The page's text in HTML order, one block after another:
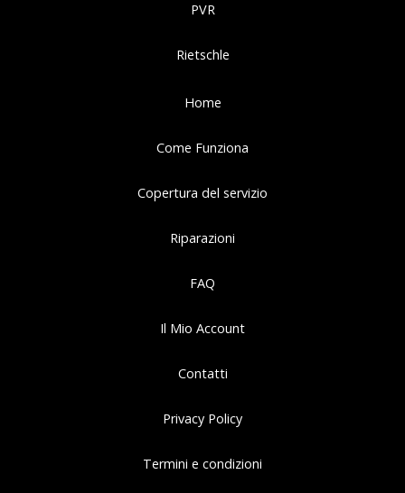
PVR
Rietschle
Home
Come Funziona
Copertura del servizio
Riparazioni
FAQ
Il Mio Account
Contatti
Privacy Policy
Termini e condizioni